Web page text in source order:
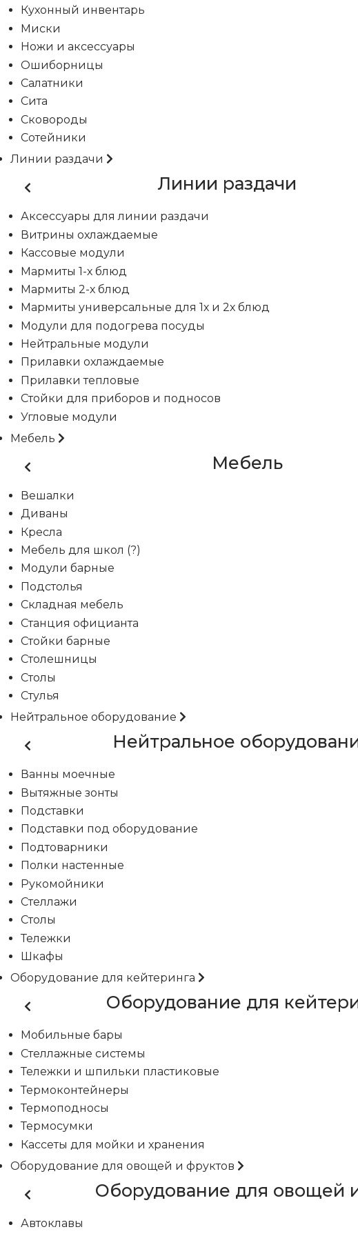
Кухонный инвентарь
Миски
Ножи и аксессуары
Ошиборницы
Салатники
Сита
Сковороды
Сотейники
Линии раздачи
Линии раздачи
Аксессуары для линии раздачи
Витрины охлаждаемые
Кассовые модули
Мармиты 1-х блюд
Мармиты 2-х блюд
Мармиты универсальные для 1х и 2х блюд
Модули для подогрева посуды
Нейтральные модули
Прилавки охлаждаемые
Прилавки тепловые
Стойки для приборов и подносов
Угловые модули
Мебель
Мебель
Вешалки
Диваны
Кресла
Мебель для школ (?)
Модули барные
Подстолья
Складная мебель
Станция официанта
Стойки барные
Столешницы
Столы
Стулья
Нейтральное оборудование
Нейтральное
Ванны моечные
Вытяжные зонты
Подставки
Подставки под оборудование
Подтоварники
Полки настенные
Рукомойники
Стеллажи
Столы
Тележки
Шкафы
Оборудование для кейтеринга
Оборудование для
Мобильные бары
Стеллажные системы
Тележки и шпильки пластиковые
Термоконтейнеры
Термоподносы
Термосумки
Кассеты для мойки и хранения
Оборудование для овощей и фруктов
Оборудование для овощей
Автоклавы